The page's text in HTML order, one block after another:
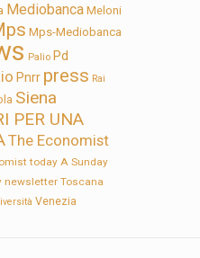
Mediobanca Meloni
Mps-Mediobanca
Palio Pd
Pnrr press Rai
Siena
PER UNA
The Economist
today A Sunday
newsletter Toscana
Venezia